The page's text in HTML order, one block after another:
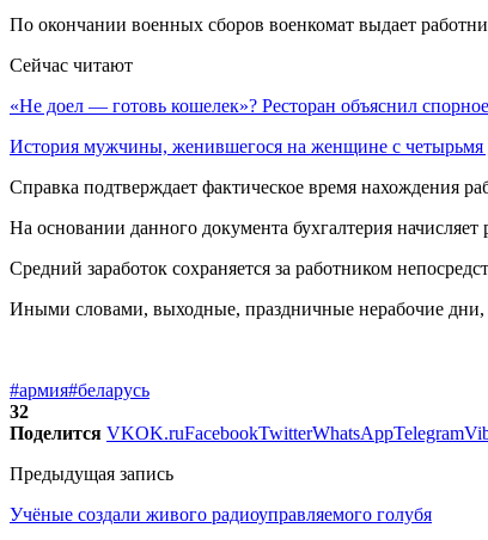
По окончании военных сборов военкомат выдает
Сейчас читают
«Не доел — готовь кошелек»? Ресторан объяснил
История мужчины, женившегося на женщине с четырьмя
Справка подтверждает фактическое время нахождения
На основании данного документа бухгалтерия
Средний заработок сохраняется за работником
Иными словами, выходные, праздничные нерабочие
#армия#беларусь
32
Поделится VKOK.ruFacebookTwitterWhatsAppTelegram
Предыдущая запись
Учёные создали живого радиоуправляемого голубя